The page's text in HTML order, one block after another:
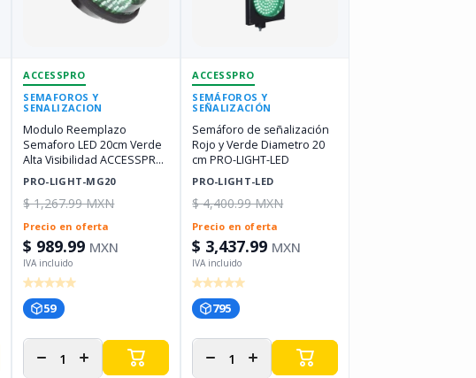
ACCESSPRO
SEMAFOROS Y
SENALIZACION
PRO-LIGHT-MG20
Modulo Reemplazo
Semaforo LED 20cm Verde
Alta Visibilidad ACCESSPRO
PRO-LIGHT-MG20
$ 1,267.99 MXN
Precio en oferta
$ 989.99 MXN
59
Disminuir
cantidad
Aumentar
cantidad
para
ACCESSPRO
SEMÁFOROS Y
SEÑALIZACIÓN
PRO-LIGHT-LED
Semáforo de señalización
Rojo y Verde Diametro 20
cm PRO-LIGHT-LED
$ 4,400.99 MXN
Precio en oferta
$ 3,437.99 MXN
795
Disminuir
cantidad
Aumentar
cantidad
para